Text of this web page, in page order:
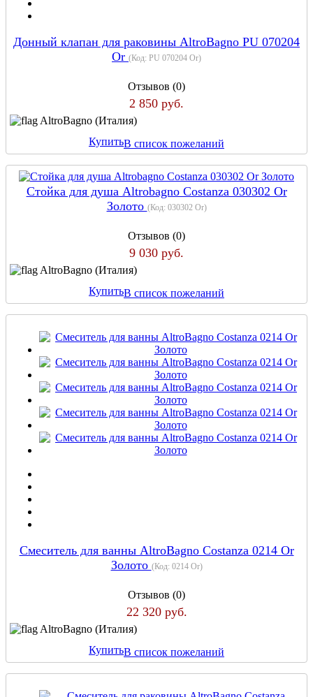
Донный клапан для раковины AltroBagno PU 070204
Or (Код: PU 070204 Or)
Отзывов (0)
2 850 руб.
AltroBagno (Италия)
КупитьВ список пожеланий
Стойка для душа Altrobagno Costanza 030302 Or
Золото (Код: 030302 Or)
Отзывов (0)
9 030 руб.
AltroBagno (Италия)
КупитьВ список пожеланий
Cмеситель для ванны AltroBagno Costanza 0214 Or
Золото (Код: 0214 Or)
Отзывов (0)
22 320 руб.
AltroBagno (Италия)
КупитьВ список пожеланий